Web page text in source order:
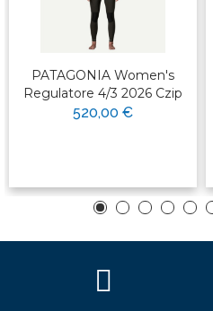
PATAGONIA Women's
Regulatore 4/3 2026 Czip
520,00 €